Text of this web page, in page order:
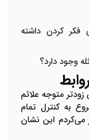
فکر کردن داشته
وجود دارد؟
«کاش زودتر متوجه علائم
به کنترل تمام
می‌کردم این نشان